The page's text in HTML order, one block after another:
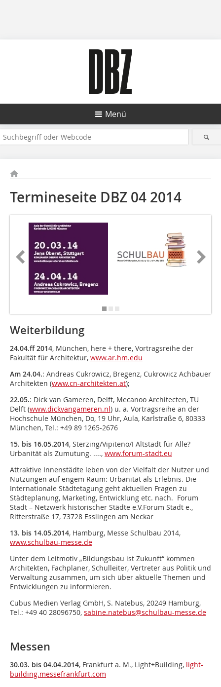
Menü
Termineseite DBZ 04 2014
Weiterbildung
24.04.ff 2014, München, here + there, Vortragsreihe der
Fakultät für Architektur, www.ar.hm.edu
Am 24.04.: Andreas Cukrowicz, Bregenz, Cukrowicz Achbauer
Architekten (www.cn-architekten.at);
22.05.: Dick van Gameren, Delft, Mecanoo Architecten, TU
Delft (www.dickvangameren.nl) u. a. Vortragsreihe an der
Hochschule München, Do, 19 Uhr, Aula, Karlstraße 6, 80333
München, Tel.: +49 89 1265-2676
15. bis 16.05.2014, Sterzing/Vipiteno/I Altstadt für Alle?
Urbanität als Zumutung. ...., www.forum-stadt.eu
Attraktive Innenstädte leben von der Vielfalt der Nutzer und
Nutzungen auf engem Raum: Urbanität als Erlebnis. Die
Internationale Städtetagung geht aktuellen Fragen zu
Städteplanung, Marketing, Entwicklung etc. nach. Forum
Stadt – Netzwerk historischer Städte e.V.Forum Stadt e.,
Ritterstraße 17, 73728 Esslingen am Neckar
13. bis 14.05.2014, Hamburg, Messe Schulbau 2014,
www.schulbau-messe.de
Unter dem Leitmotiv „Bildungsbau ist Zukunft“ kommen
Architekten, Fachplaner, Schulleiter, Vertreter aus Politik und
Verwaltung zusammen, um sich über aktuelle Themen und
Entwicklungen zu informieren.
Cubus Medien Verlag GmbH, S. Natebus, 20249 Hamburg,
Tel.: +49 40 28096750, sabine.natebus@schulbau-messe.de
Messen
30.03. bis 04.04.2014, Frankfurt a. M., Light+Building, light-
building.messefrankfurt.com